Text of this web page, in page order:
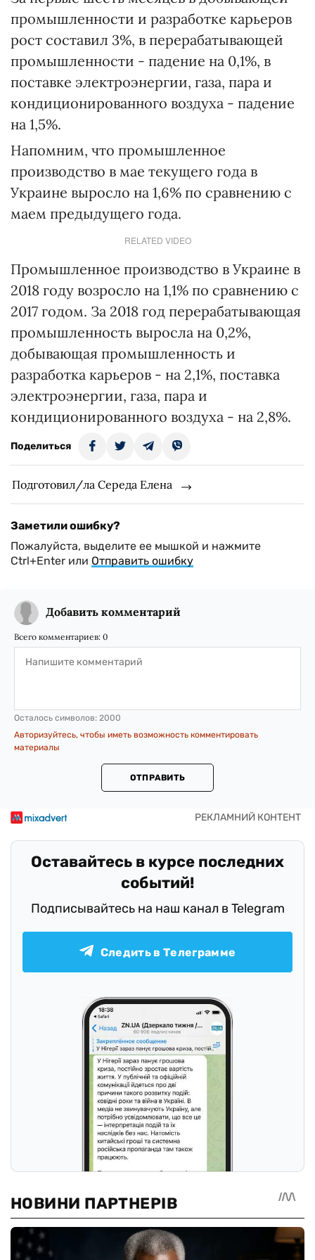
промышленности и разработке карьеров
рост составил 3%, в перерабатывающей
промышленности - падение на 0,1%, в
поставке электроэнергии, газа, пара и
кондиционированного воздуха - падение
на 1,5%.
Напомним, что промышленное
производство в мае текущего года в
Украине выросло на 1,6% по сравнению с
маем предыдущего года.
RELATED VIDEO
Промышленное производство в Украине в
2018 году возросло на 1,1% по сравнению с
2017 годом. За 2018 год перерабатывающая
промышленность выросла на 0,2%,
добывающая промышленность и
разработка карьеров - на 2,1%, поставка
электроэнергии, газа, пара и
кондиционированного воздуха - на 2,8%.
Поделиться
Подготовил/ла Середа Елена
Заметили ошибку?
Пожалуйста, выделите ее мышкой и нажмите
Ctrl+Enter или Отправить ошибку
Добавить комментарий
Всего комментариев: 0
Осталось символов: 2000
Авторизуйтесь, чтобы иметь возможность комментировать
материалы
ОТПРАВИТЬ
Оставайтесь в курсе последних
событий!
Подписывайтесь на наш канал в Telegram
Следить в Телеграмме